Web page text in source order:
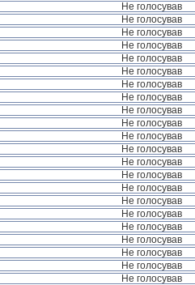
Не голосував
Не голосував
Не голосував
Не голосував
Не голосував
Не голосував
Не голосував
Не голосував
Не голосував
Не голосував
Не голосував
Не голосував
Не голосував
Не голосував
Не голосував
Не голосував
Не голосував
Не голосував
Не голосував
Не голосував
Не голосував
Не голосував